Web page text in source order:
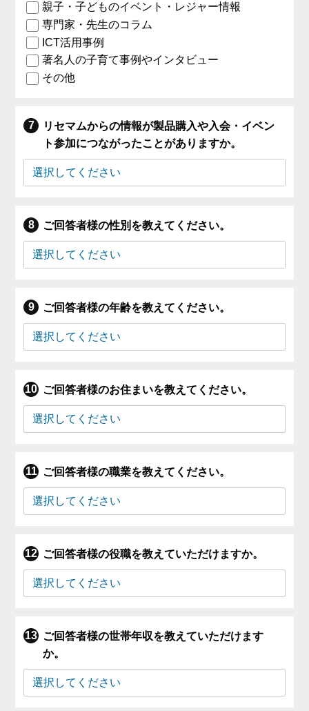
親子・子どものイベント・レジャー情報
専門家・先生のコラム
ICT活用事例
著名人の子育て事例やインタビュー
その他
リセマムからの情報が製品購入や入会・イベン
ト参加につながったことがありますか。
ご回答者様の性別を教えてください。
ご回答者様の年齢を教えてください。
ご回答者様のお住まいを教えてください。
ご回答者様の職業を教えてください。
ご回答者様の役職を教えていただけますか。
ご回答者様の世帯年収を教えていただけます
か。